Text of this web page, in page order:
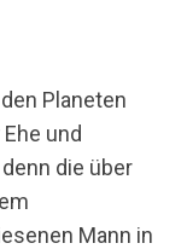
Planeten
und
die über
Mann in